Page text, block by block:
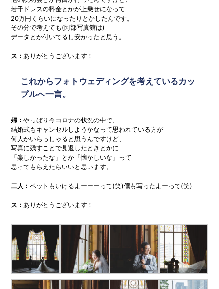
若干ドレスの料金とかが上乗せになって
20万円くらいになったりとかしたんです。
その分で考えても(阿部写真館は)
データとか付いてるし安かったと思う。
ス： ありがとうございます！
これからフォトウェディングを考えているカッ
プルへ一言。
婦：やっぱり今コロナの状況の中で、
結婚式もキャンセルしようかなって思われている方が
何人かいらっしゃると思うんですけど、
写真に残すことで見返したときとかに
「楽しかったな」とか「懐かしいな」って
思ってもらえたらいいと思います。
二人：ペットもいけるよーーーって(笑)僕も写ったよーって(笑)
ス： ありがとうございます！